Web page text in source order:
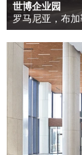
世博企业园
罗马尼亚，布